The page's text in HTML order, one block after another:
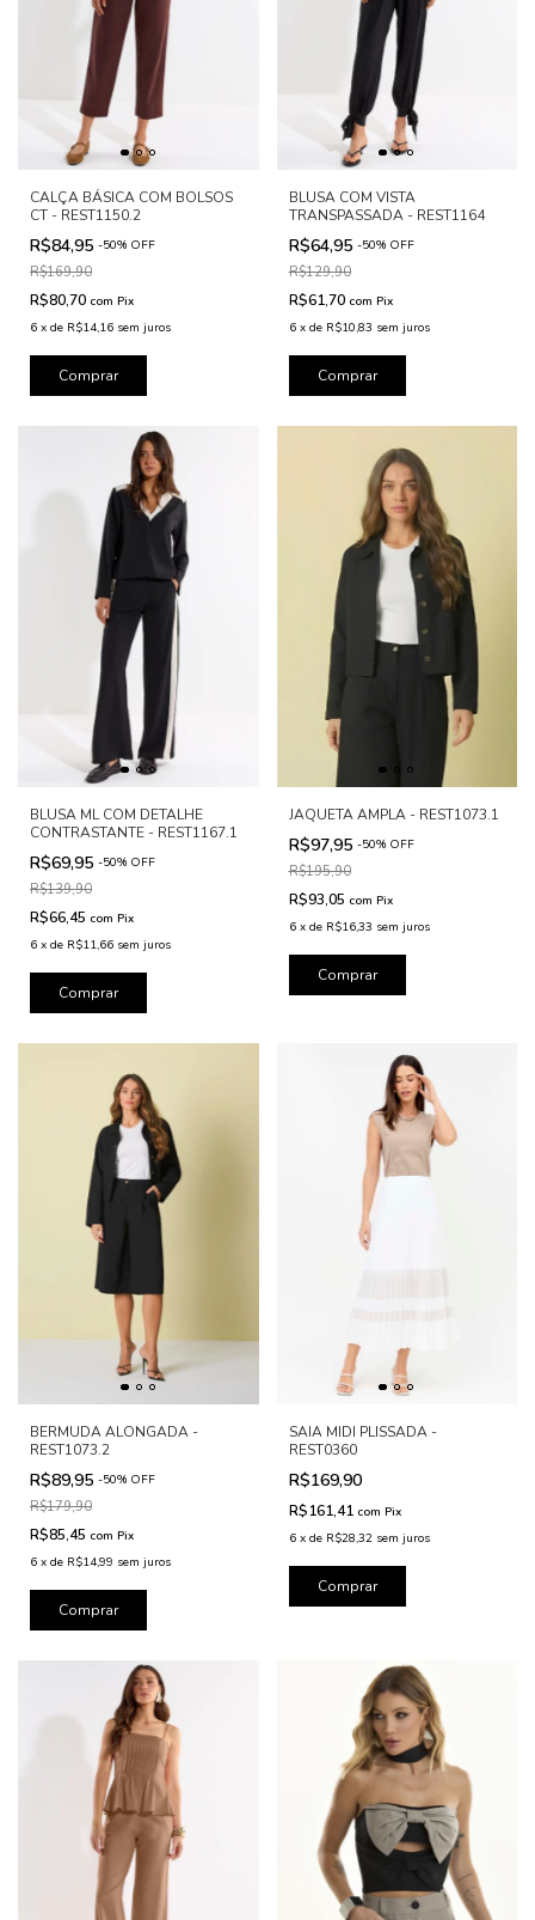
CALÇA BÁSICA COM BOLSOS
CT - REST1150.2
R$84,95 -50% OFF
R$169,90
R$80,70 com Pix
6 x de R$14,16 sem juros
Comprar
BLUSA COM VISTA
TRANSPASSADA - REST1164
R$64,95 -50% OFF
R$129,90
R$61,70 com Pix
6 x de R$10,83 sem juros
Comprar
BLUSA ML COM DETALHE
CONTRASTANTE - REST1167.1
R$69,95 -50% OFF
R$139,90
R$66,45 com Pix
6 x de R$11,66 sem juros
Comprar
JAQUETA AMPLA - REST1073.1
R$97,95 -50% OFF
R$195,90
R$93,05 com Pix
6 x de R$16,33 sem juros
Comprar
BERMUDA ALONGADA -
REST1073.2
R$89,95 -50% OFF
R$179,90
R$85,45 com Pix
6 x de R$14,99 sem juros
Comprar
SAIA MIDI PLISSADA -
REST0360
R$169,90
R$161,41 com Pix
6 x de R$28,32 sem juros
Comprar